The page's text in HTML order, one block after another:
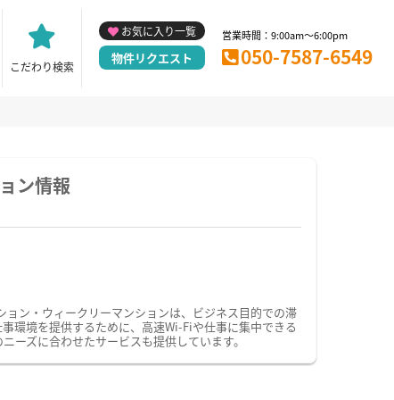
こだわり検索
お気に入り一覧
物件リクエスト
営業時間：9:00am～6:00pm
050-7587-6549
ン情報
ン・ウィークリーマンションは、ビジネス目的での滞
環境を提供するために、高速Wi-Fiや仕事に集中できる
ーズに合わせたサービスも提供しています。